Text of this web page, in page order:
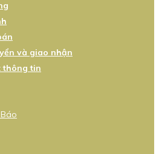
và giao nhận
thông tin